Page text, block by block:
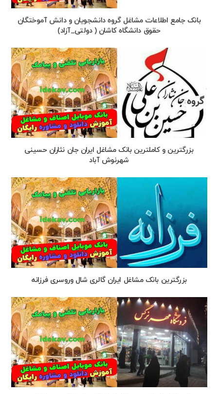
بانک جامع اطلاعات مشاغل گروه دانشجویان و دانش آموختگان
حقوق دانشگاه کاشان ( دولتی_آزاد)
بزرگترین و کاملترین بانک مشاغل ایران جان نثاران حسینی
شهرنوش آباد
بزرگترین بانک مشاغل ایران گالری شال وروسری فرزانه